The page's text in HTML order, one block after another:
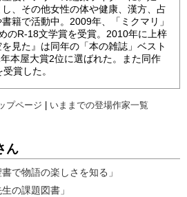
、その他女性の体や健康、漢方、占
籍で活動中。2009年、「ミクマリ」
のR-18文学賞を受賞。2010年に上梓
見た』は同年の「本の雑誌」ベスト
本屋大賞2位に選ばれた。また同作
賞した。
プページ いままでの登場作家一覧
ん
で物語の楽しさを知る」
の課題図書」